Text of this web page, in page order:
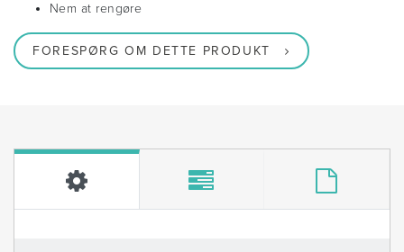
Nem at rengøre
FORESPØRG OM DETTE PRODUKT